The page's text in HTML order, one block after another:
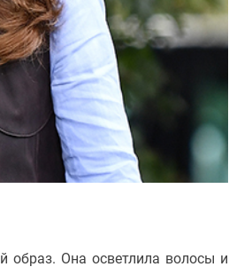
образ. Она осветлила волосы и